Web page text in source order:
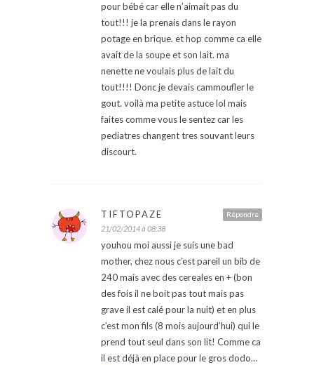
pour bébé car elle n’aimait pas du
tout!!! je la prenais dans le rayon
potage en brique. et hop comme ca elle
avait de la soupe et son lait. ma
nenette ne voulais plus de lait du
tout!!!! Donc je devais cammoufler le
gout. voilà ma petite astuce lol mais
faites comme vous le sentez car les
pediatres changent tres souvant leurs
discourt.
Répondre
TIFTOPAZE
21/02/2014 à 08:38
youhou moi aussi je suis une bad
mother, chez nous c’est pareil un bib de
240 mais avec des cereales en + (bon
des fois il ne boit pas tout mais pas
grave il est calé pour la nuit) et en plus
c’est mon fils (8 mois aujourd’hui) qui le
prend tout seul dans son lit! Comme ca
il est déjà en place pour le gros dodo…